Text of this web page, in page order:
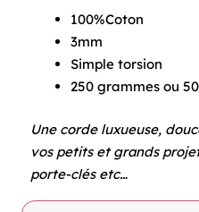
100%Coton
3mm
Simple torsion
250 grammes ou
Une corde luxueuse,
vos petits et grands
porte-clés etc…